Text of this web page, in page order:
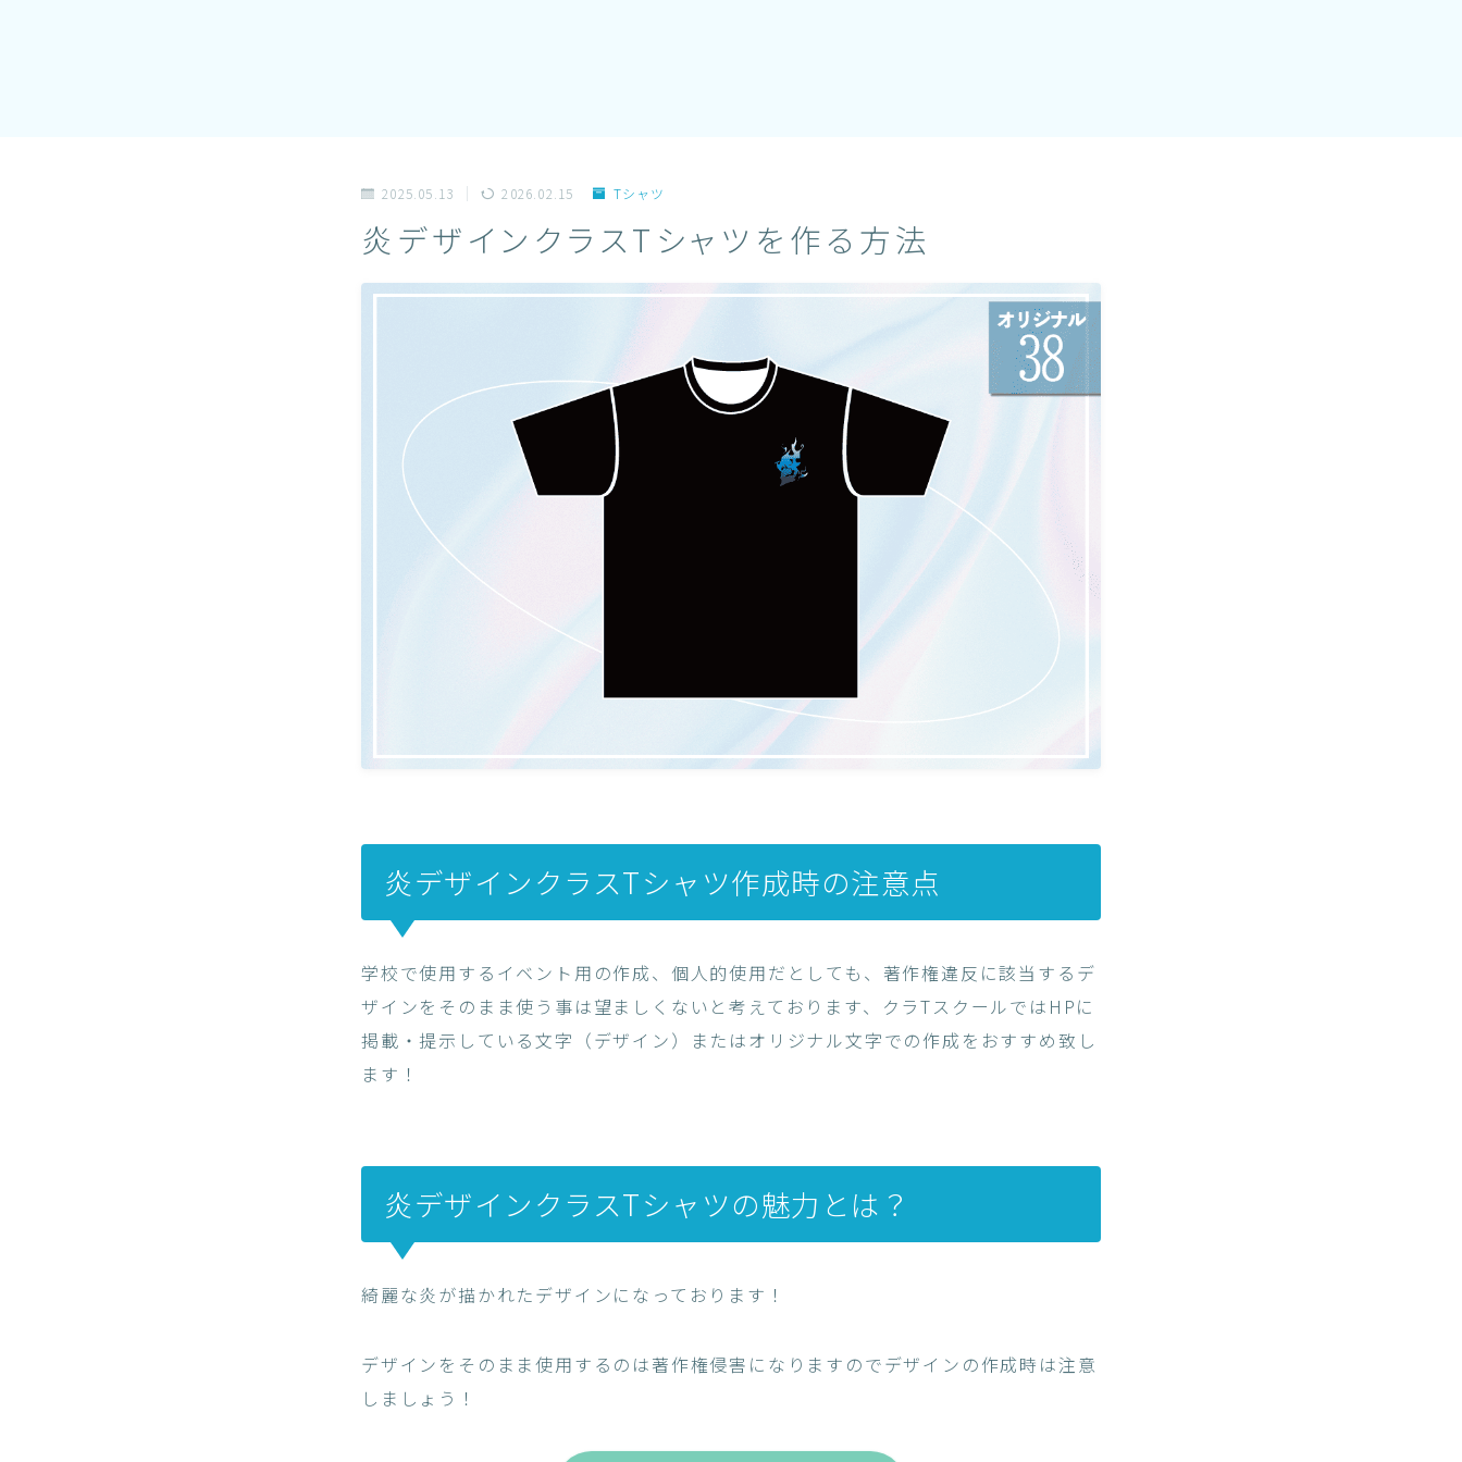
2025.05.13 2026.02.15 Tシャツ
炎デザインクラスTシャツを作る方法
炎デザインクラスTシャツ作成時の注意点
学校で使用するイベント用の作成、個人的使用だとしても、著作権違反に該当するデ
ザインをそのまま使う事は望ましくないと考えております、クラTスクールではHPに
掲載・提示している文字（デザイン）またはオリジナル文字での作成をおすすめ致し
ます！
炎デザインクラスTシャツの魅力とは？
綺麗な炎が描かれたデザインになっております！
デザインをそのまま使用するのは著作権侵害になりますのでデザインの作成時は注意
しましょう！